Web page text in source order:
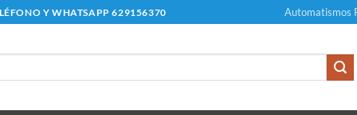
Y WHATSAPP 629156370 Automatismos